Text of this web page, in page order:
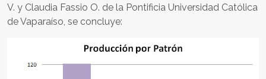
V. y Claudia Fassio O. de la Pontificia Universidad Católica
de Vaparaíso, se concluye: